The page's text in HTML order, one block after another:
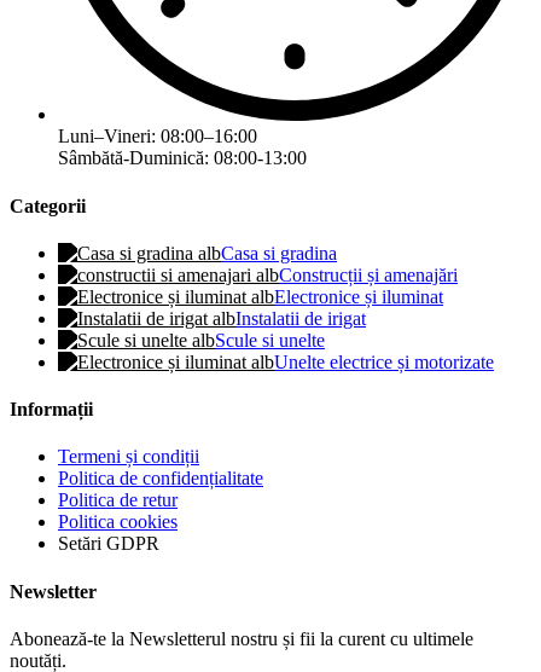
Luni–Vineri: 08:00–16:00
Sâmbătă-Duminică: 08:00-13:00
Categorii
Casa si gradina
Construcții și amenajări
Electronice și iluminat
Instalatii de irigat
Scule si unelte
Unelte electrice și motorizate
Informații
Termeni și condiții
Politica de confidențialitate
Politica de retur
Politica cookies
Setări GDPR
Newsletter
Abonează-te la Newsletterul nostru și fii la curent cu ultimele
noutăți.